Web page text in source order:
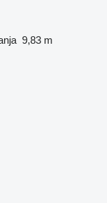
9,83 m